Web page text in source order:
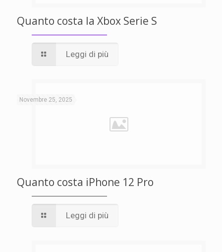
Quanto costa la Xbox Serie S
Leggi di più
Novembre 25, 2025
Quanto costa iPhone 12 Pro
Leggi di più